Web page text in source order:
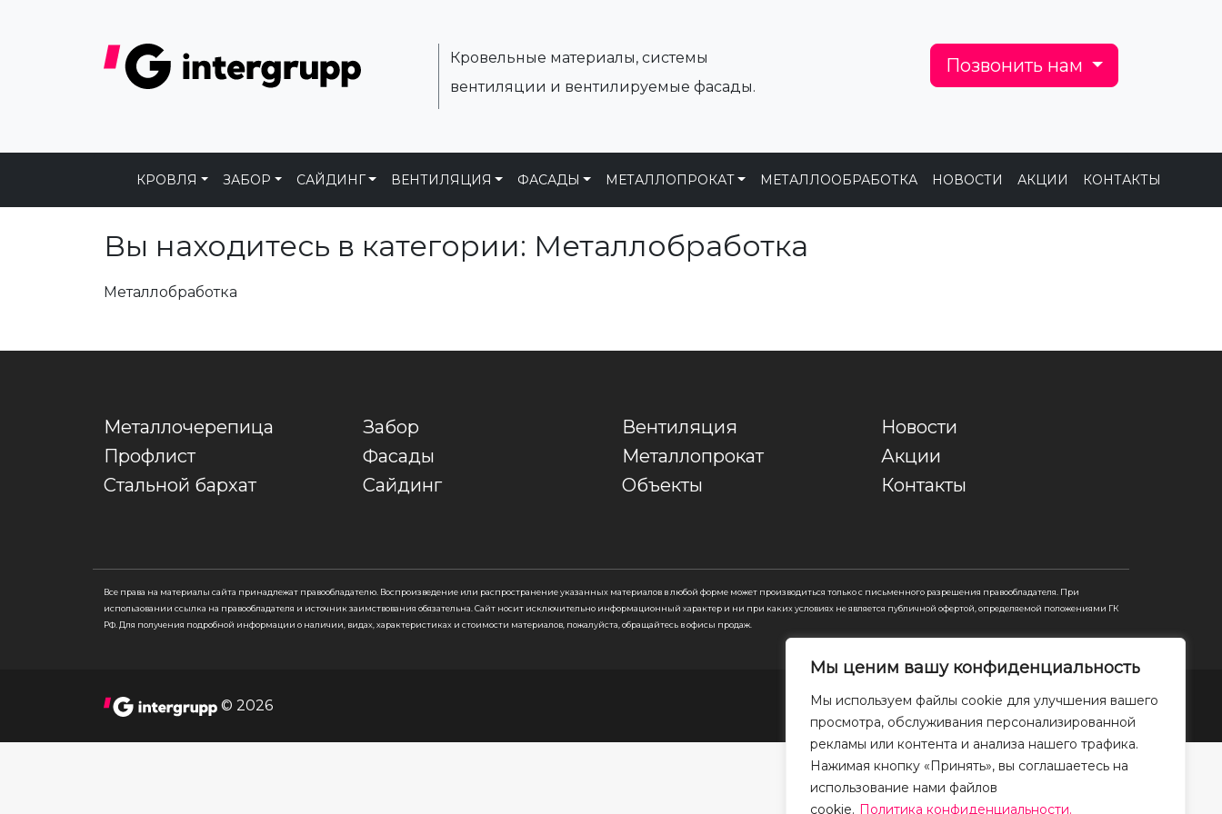
Мы ценим вашу конфиденциальность
Мы используем файлы cookie для улучшения вашего
просмотра, обслуживания персонализированной
рекламы или контента и анализа нашего трафика.
Нажимая кнопку «Принять», вы соглашаетесь на
использование нами файлов
cookie. Политика конфиденциальности.
Кровельные материалы, системы
вентиляции и вентилируемые фасады.
Позвонить нам
КРОВЛЯ ЗАБОР САЙДИНГ ВЕНТИЛЯЦИЯ ФАСАДЫ МЕТАЛЛОПРОКАТ МЕТАЛЛООБРАБОТКА НОВОСТИ АКЦИИ КОНТАКТЫ
Вы находитесь в категории: Металлобработка
Металлобработка
Металлочерепица
Профлист
Стальной бархат
Забор
Фасады
Сайдинг
Вентиляция
Металлопрокат
Объекты
Новости
Акции
Контакты
Все права на материалы сайта принадлежат правообладателю. Воспроизведение или распространение указанных материалов в любой форме может производиться только с письменного разрешения правообладателя. При
использовании ссылка на правообладателя и источник заимствования обязательна. Cайт носит исключительно информационный характер и ни при каких условиях не является публичной офертой, определяемой положениями ГК
РФ. Для получения подробной информации о наличии, видах, характеристиках и стоимости материалов, пожалуйста, обращайтесь в офисы продаж.
© 2026